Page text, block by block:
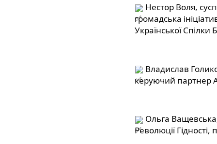
Нестор Воля,
громадська
Української Спілки
Владислав
керуючий партнер
Ольга
Революції